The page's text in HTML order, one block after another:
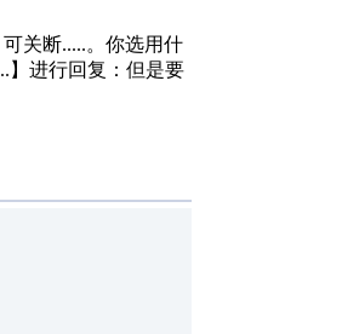
关断.....。你选用什
进行回复： 但是要